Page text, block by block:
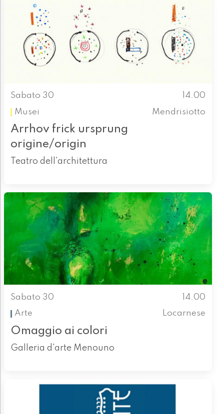
Sabato 30
14.00
Musei
Mendrisiotto
Arrhov frick ursprung
origine/origin
Teatro dell'architettura
Sabato 30
14.00
Arte
Locarnese
Omaggio ai colori
Galleria d'arte Menouno